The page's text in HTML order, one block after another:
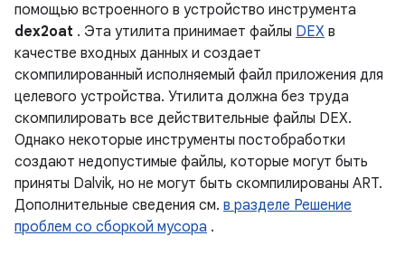
помощью встроенного в устройство инструмента
dex2oat . Эта утилита принимает файлы DEX в
качестве входных данных и создает
скомпилированный исполняемый файл приложения для
целевого устройства. Утилита должна без труда
скомпилировать все действительные файлы DEX.
Однако некоторые инструменты постобработки
создают недопустимые файлы, которые могут быть
приняты Dalvik, но не могут быть скомпилированы ART.
Дополнительные сведения см. в разделе Решение
проблем со сборкой мусора .